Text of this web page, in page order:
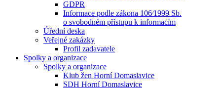
GDPR
Informace podle zákona 106⁄1999 Sb.
o svobodném přístupu k informacím
Úřední deska
Veřejné zakázky
Profil zadavatele
Spolky a organizace
Spolky a organizace
Klub žen Horní Domaslavice
SDH Horní Domaslavice